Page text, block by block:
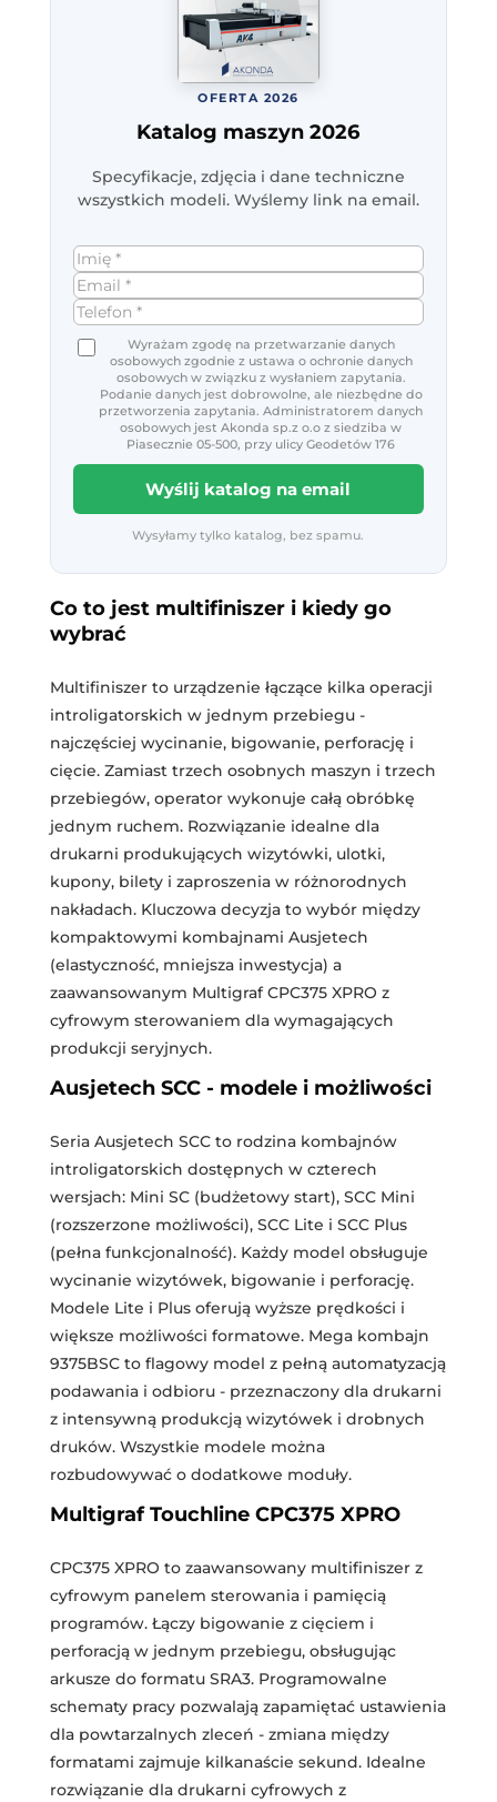
OFERTA 2026
Katalog maszyn 2026
Specyfikacje, zdjęcia i dane techniczne
wszystkich modeli. Wyślemy link na email.
Wyrażam zgodę na przetwarzanie danych
osobowych zgodnie z ustawa o ochronie danych
osobowych w związku z wysłaniem zapytania.
Podanie danych jest dobrowolne, ale niezbędne do
przetworzenia zapytania. Administratorem danych
osobowych jest Akonda sp.z o.o z siedziba w
Piasecznie 05-500, przy ulicy Geodetów 176
Wyślij katalog na email
Wysyłamy tylko katalog, bez spamu.
Co to jest multifiniszer i kiedy go
wybrać
Multifiniszer to urządzenie łączące kilka operacji
introligatorskich w jednym przebiegu -
najczęściej wycinanie, bigowanie, perforację i
cięcie. Zamiast trzech osobnych maszyn i trzech
przebiegów, operator wykonuje całą obróbkę
jednym ruchem. Rozwiązanie idealne dla
drukarni produkujących wizytówki, ulotki,
kupony, bilety i zaproszenia w różnorodnych
nakładach. Kluczowa decyzja to wybór między
kompaktowymi kombajnami Ausjetech
(elastyczność, mniejsza inwestycja) a
zaawansowanym Multigraf CPC375 XPRO z
cyfrowym sterowaniem dla wymagających
produkcji seryjnych.
Ausjetech SCC - modele i możliwości
Seria Ausjetech SCC to rodzina kombajnów
introligatorskich dostępnych w czterech
wersjach: Mini SC (budżetowy start), SCC Mini
(rozszerzone możliwości), SCC Lite i SCC Plus
(pełna funkcjonalność). Każdy model obsługuje
wycinanie wizytówek, bigowanie i perforację.
Modele Lite i Plus oferują wyższe prędkości i
większe możliwości formatowe. Mega kombajn
9375BSC to flagowy model z pełną automatyzacją
podawania i odbioru - przeznaczony dla drukarni
z intensywną produkcją wizytówek i drobnych
druków. Wszystkie modele można
rozbudowywać o dodatkowe moduły.
Multigraf Touchline CPC375 XPRO
CPC375 XPRO to zaawansowany multifiniszer z
cyfrowym panelem sterowania i pamięcią
programów. Łączy bigowanie z cięciem i
perforacją w jednym przebiegu, obsługując
arkusze do formatu SRA3. Programowalne
schematy pracy pozwalają zapamiętać ustawienia
dla powtarzalnych zleceń - zmiana między
formatami zajmuje kilkanaście sekund. Idealne
rozwiązanie dla drukarni cyfrowych z